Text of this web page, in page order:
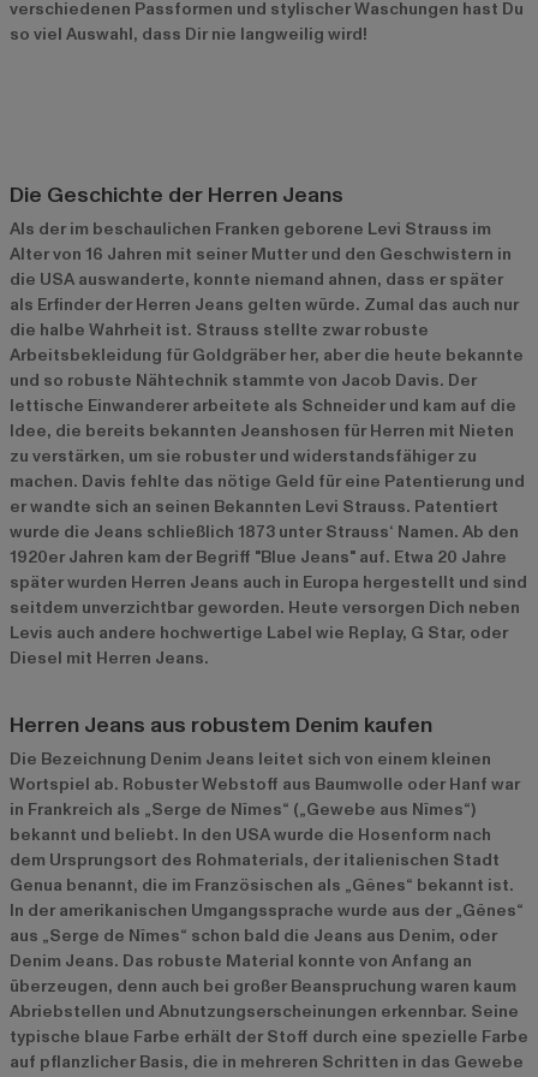
verschiedenen Passformen und stylischer Waschungen hast Du
so viel Auswahl, dass Dir nie langweilig wird!
Die Geschichte der Herren Jeans
Als der im beschaulichen Franken geborene Levi Strauss im
Alter von 16 Jahren mit seiner Mutter und den Geschwistern in
die USA auswanderte, konnte niemand ahnen, dass er später
als Erfinder der Herren Jeans gelten würde. Zumal das auch nur
die halbe Wahrheit ist. Strauss stellte zwar robuste
Arbeitsbekleidung für Goldgräber her, aber die heute bekannte
und so robuste Nähtechnik stammte von Jacob Davis. Der
lettische Einwanderer arbeitete als Schneider und kam auf die
Idee, die bereits bekannten Jeanshosen für Herren mit Nieten
zu verstärken, um sie robuster und widerstandsfähiger zu
machen. Davis fehlte das nötige Geld für eine Patentierung und
er wandte sich an seinen Bekannten Levi Strauss. Patentiert
wurde die Jeans schließlich 1873 unter Strauss‘ Namen. Ab den
1920er Jahren kam der Begriff "Blue Jeans" auf. Etwa 20 Jahre
später wurden Herren Jeans auch in Europa hergestellt und sind
seitdem unverzichtbar geworden. Heute versorgen Dich neben
Levis auch andere hochwertige Label wie Replay, G Star, oder
Diesel mit Herren Jeans.
Herren Jeans aus robustem Denim kaufen
Die Bezeichnung Denim Jeans leitet sich von einem kleinen
Wortspiel ab. Robuster Webstoff aus Baumwolle oder Hanf war
in Frankreich als „Serge de Nîmes“ („Gewebe aus Nîmes“)
bekannt und beliebt. In den USA wurde die Hosenform nach
dem Ursprungsort des Rohmaterials, der italienischen Stadt
Genua benannt, die im Französischen als „Gênes“ bekannt ist.
In der amerikanischen Umgangssprache wurde aus der „Gênes“
aus „Serge de Nîmes“ schon bald die Jeans aus Denim, oder
Denim Jeans. Das robuste Material konnte von Anfang an
überzeugen, denn auch bei großer Beanspruchung waren kaum
Abriebstellen und Abnutzungserscheinungen erkennbar. Seine
typische blaue Farbe erhält der Stoff durch eine spezielle Farbe
auf pflanzlicher Basis, die in mehreren Schritten in das Gewebe